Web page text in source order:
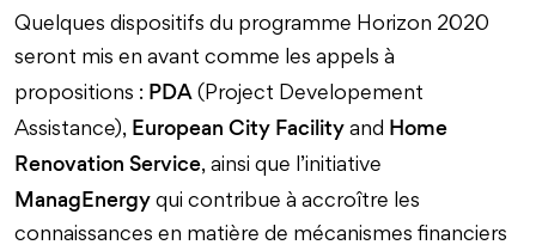
Quelques dispositifs du programme Horizon 2020
seront mis en avant comme les appels à
propositions : PDA (Project Developement
Assistance), European City Facility and Home
Renovation Service, ainsi que l’initiative
ManagEnergy qui contribue à accroître les
connaissances en matière de mécanismes financiers